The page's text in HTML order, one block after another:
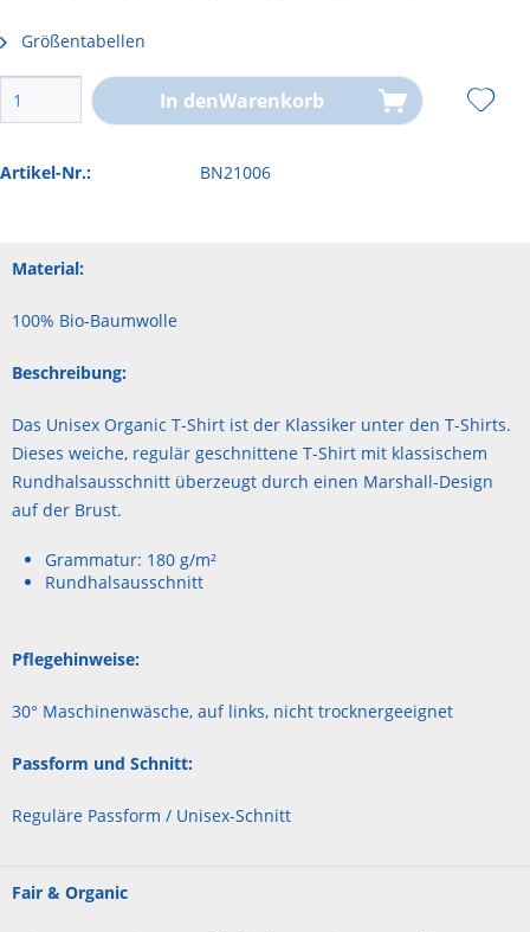
Größentabellen
In denWarenkorb
Artikel-Nr.: BN21006
Material:
100% Bio-Baumwolle
Beschreibung:
Das Unisex Organic T-Shirt ist der Klassiker unter den T-Shirts.
Dieses weiche, regulär geschnittene T-Shirt mit klassischem
Rundhalsausschnitt überzeugt durch einen Marshall-Design
auf der Brust.
Grammatur: 180 g/m²
Rundhalsausschnitt
Pflegehinweise:
30° Maschinenwäsche, auf links, nicht trocknergeeignet
Passform und Schnitt:
Reguläre Passform / Unisex-Schnitt
Fair & Organic